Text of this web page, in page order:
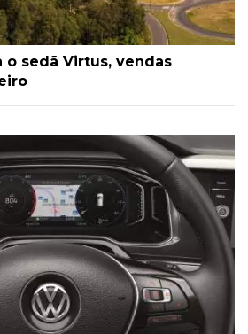
o sedã Virtus, vendas